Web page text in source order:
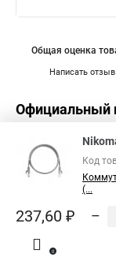
Написать отзыв
Общая оценка
Официальный
Код
(...
237,60 ₽ –
0